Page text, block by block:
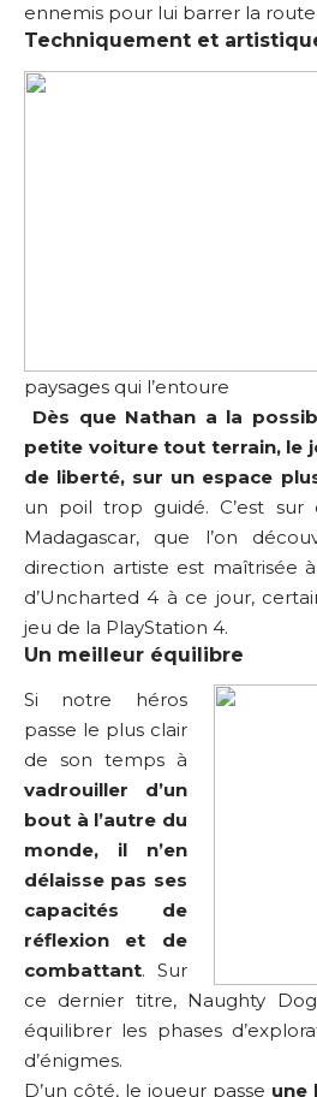
ennemis pour lui barrer la
Techniquement et
paysages qui l’entoure
Dès que Nathan a la
petite voiture tout terrain, le
de liberté, sur un espace
un poil trop guidé. C’est
Madagascar, que l’on
direction artiste est maîtrisée
d’Uncharted 4 à ce jour,
jeu de la PlayStation 4.
Un meilleur équilibre
Si notre héros
passe le plus clair
de son temps à
vadrouiller d’un
bout à l’autre du
monde, il n’en
délaisse pas ses
capacités de
réflexion et de
combattant. Sur
ce dernier titre, Naughty
équilibrer les phases
d’énigmes.
D’un côté, le joueur passe une